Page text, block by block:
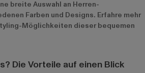
breite Auswahl an Herren-
Farben und Designs. Erfahre mehr
Möglichkeiten dieser bequemen
Die Vorteile auf einen Blick